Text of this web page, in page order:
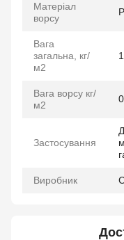
Матеріал
ворсу
Вага
загальна, кг/
м2
Вага ворсу кг/
м2
Застосування
Виробник